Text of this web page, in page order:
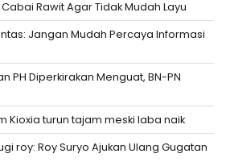
Rawit Agar Tidak Mudah Layu
Jangan Mudah Percaya Informasi
PH Diperkirakan Menguat, BN-PN
Kioxia turun tajam meski laba naik
roy: Roy Suryo Ajukan Ulang Gugatan